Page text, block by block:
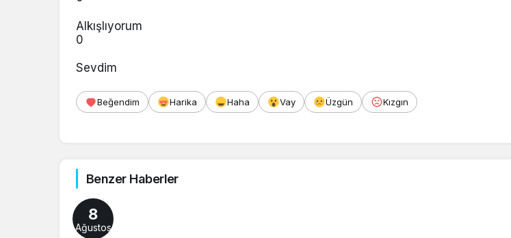
Alkışlıyorum
0
Sevdim
Beğendim Harika Haha Vay Üzgün Kızgın
Benzer Haberler
8
Ağustos